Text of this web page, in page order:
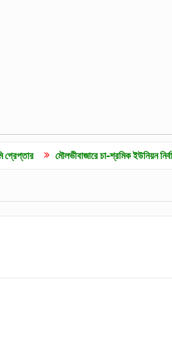
মৌলভীবাজারে চা-শ্রমিক ইউনিয়ন নির্বাচন ও